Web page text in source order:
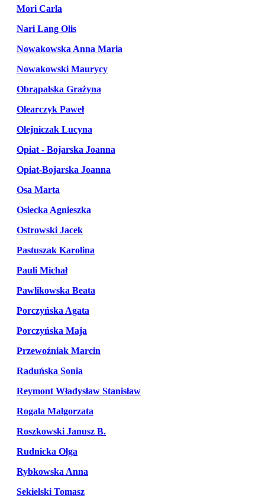
Mori Carla
Nari Lang Olis
Nowakowska Anna Maria
Nowakowski Maurycy
Obrąpalska Grażyna
Olearczyk Paweł
Olejniczak Lucyna
Opiat - Bojarska Joanna
Opiat-Bojarska Joanna
Osa Marta
Osiecka Agnieszka
Ostrowski Jacek
Pastuszak Karolina
Pauli Michał
Pawlikowska Beata
Porczyńska Agata
Porczyńska Maja
Przewoźniak Marcin
Raduńska Sonia
Reymont Władysław Stanisław
Rogala Malgorzata
Roszkowski Janusz B.
Rudnicka Olga
Rybkowska Anna
Sekielski Tomasz